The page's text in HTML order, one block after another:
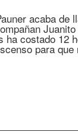
acaba de
costado 12
para